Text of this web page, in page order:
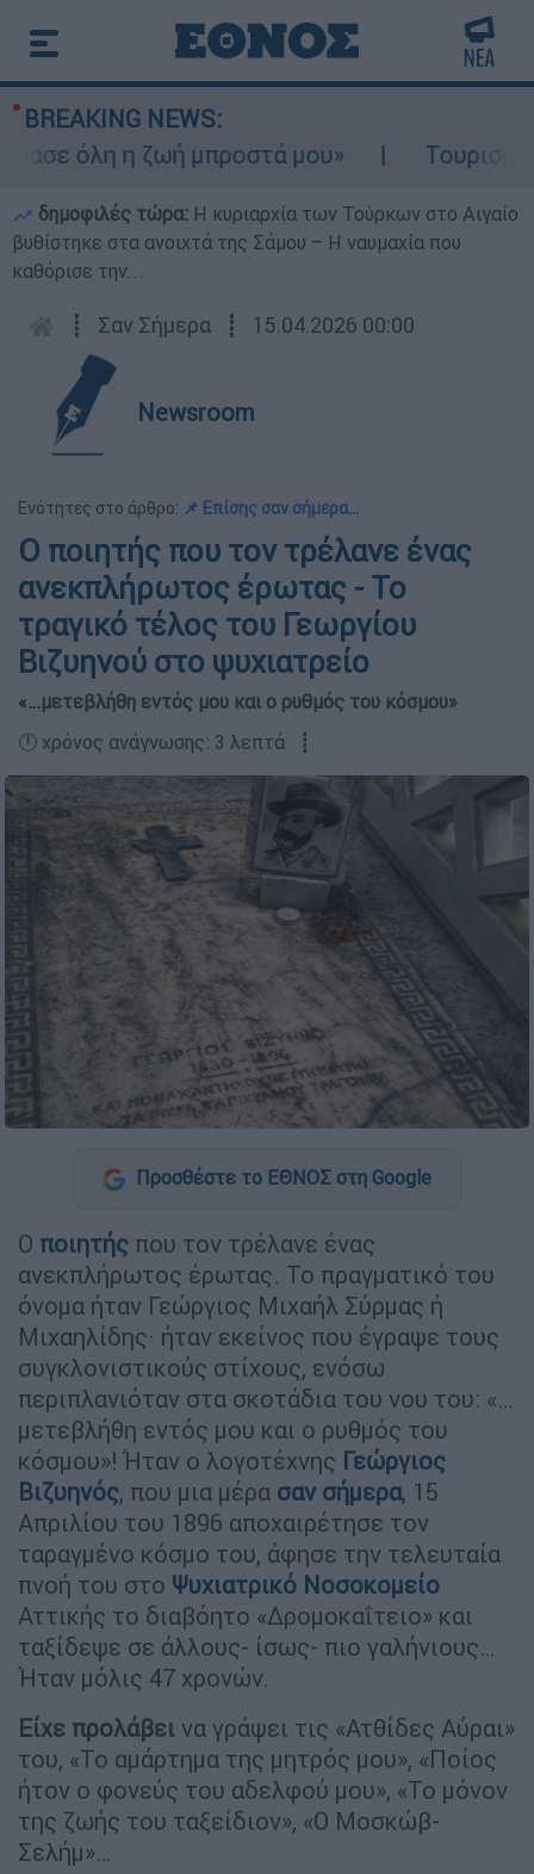
BREAKING NEWS:
όλη η ζωή μπροστά μου»
Τουρισμός
δημοφιλές τώρα: Η κυριαρχία των Τούρκων στο Αιγαίο
βυθίστηκε στα ανοιχτά της Σάμου – Η ναυμαχία που
καθόρισε την...
┋ Σαν Σήμερα ┋ 15.04.2026 00:00
Newsroom
Ενότητες στο άρθρο: 📌 Επίσης σαν σήμερα...
Ο ποιητής που τον τρέλανε ένας
ανεκπλήρωτος έρωτας - Το
τραγικό τέλος του Γεωργίου
Βιζυηνού στο ψυχιατρείο
«…μετεβλήθη εντός μου και ο ρυθμός του κόσμου»
🕛 χρόνος ανάγνωσης: 3 λεπτά ┋
Προσθέστε το ΕΘΝΟΣ στη Google
Ο ποιητής που τον τρέλανε ένας
ανεκπλήρωτος έρωτας. Το πραγματικό του
όνομα ήταν Γεώργιος Μιχαήλ Σύρμας ή
Μιχαηλίδης· ήταν εκείνος που έγραψε τους
συγκλονιστικούς στίχους, ενόσω
περιπλανιόταν στα σκοτάδια του νου του: «…
μετεβλήθη εντός μου και ο ρυθμός του
κόσμου»! Ήταν ο λογοτέχνης Γεώργιος
Βιζυηνός, που μια μέρα σαν σήμερα, 15
Απριλίου του 1896 αποχαιρέτησε τον
ταραγμένο κόσμο του, άφησε την τελευταία
πνοή του στο Ψυχιατρικό Νοσοκομείο
Αττικής το διαβόητο «Δρομοκαΐτειο» και
ταξίδεψε σε άλλους- ίσως- πιο γαλήνιους…
Ήταν μόλις 47 χρονών.
Είχε προλάβει να γράψει τις «Ατθίδες Αύραι»
του, «Το αμάρτημα της μητρός μου», «Ποίος
ήτον ο φονεύς του αδελφού μου», «Το μόνον
της ζωής του ταξείδιον», «Ο Μοσκώβ-
Σελήμ»…